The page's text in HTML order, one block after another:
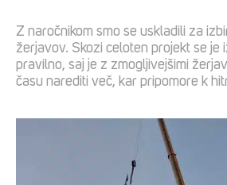
Z naročnikom smo se uskladili za
žerjavov. Skozi celoten projekt se je
pravilno, saj je z zmogljivejšimi
času narediti več, kar pripomore k